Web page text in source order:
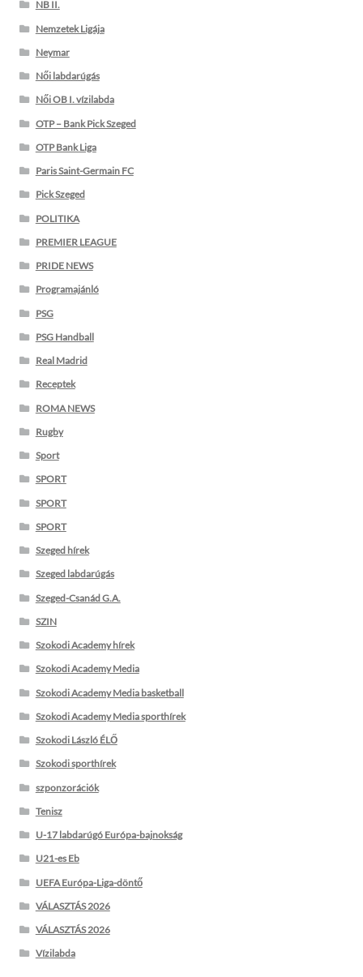
NB II.
Nemzetek Ligája
Neymar
Női labdarúgás
Női OB I. vízilabda
OTP – Bank Pick Szeged
OTP Bank Liga
Paris Saint-Germain FC
Pick Szeged
POLITIKA
PREMIER LEAGUE
PRIDE NEWS
Programajánló
PSG
PSG Handball
Real Madrid
Receptek
ROMA NEWS
Rugby
Sport
SPORT
SPORT
SPORT
Szeged hírek
Szeged labdarúgás
Szeged-Csanád G.A.
SZIN
Szokodi Academy hírek
Szokodi Academy Media
Szokodi Academy Media basketball
Szokodi Academy Media sporthírek
Szokodi László ÉLŐ
Szokodi sporthírek
szponzorációk
Tenisz
U-17 labdarúgó Európa-bajnokság
U21-es Eb
UEFA Európa-Liga-döntő
VÁLASZTÁS 2026
VÁLASZTÁS 2026
Vízilabda